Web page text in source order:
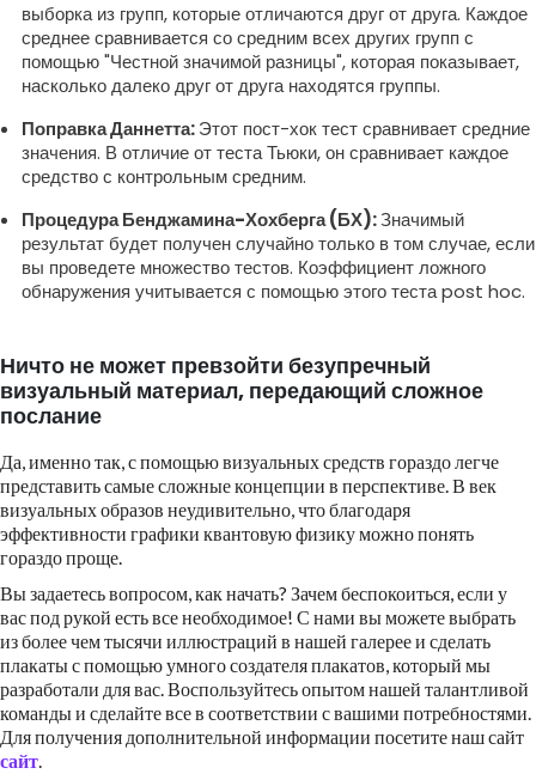
выборка из групп, которые отличаются друг от друга. Каждое
среднее сравнивается со средним всех других групп с
помощью "Честной значимой разницы", которая показывает,
насколько далеко друг от друга находятся группы.
Поправка Даннетта:Этот пост-хок тест сравнивает средние
значения. В отличие от теста Тьюки, он сравнивает каждое
средство с контрольным средним.
Процедура Бенджамина-Хохберга (БХ):Значимый
результат будет получен случайно только в том случае, если
вы проведете множество тестов. Коэффициент ложного
обнаружения учитывается с помощью этого теста post hoc.
Ничто не может превзойти безупречный
визуальный материал, передающий сложное
послание
Да, именно так, с помощью визуальных средств гораздо легче
представить самые сложные концепции в перспективе. В век
визуальных образов неудивительно, что благодаря
эффективности графики квантовую физику можно понять
гораздо проще.
Вы задаетесь вопросом, как начать? Зачем беспокоиться, если у
вас под рукой есть все необходимое! С нами вы можете выбрать
из более чем тысячи иллюстраций в нашей галерее и сделать
плакаты с помощью умного создателя плакатов, который мы
разработали для вас. Воспользуйтесь опытом нашей талантливой
команды и сделайте все в соответствии с вашими потребностями.
Для получения дополнительной информации посетите наш сайт
сайт.